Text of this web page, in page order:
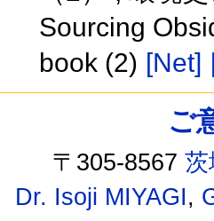
Sourcing
book (2) [Net]
ご
〒305-8567
Dr. Isoji MIYAGI,